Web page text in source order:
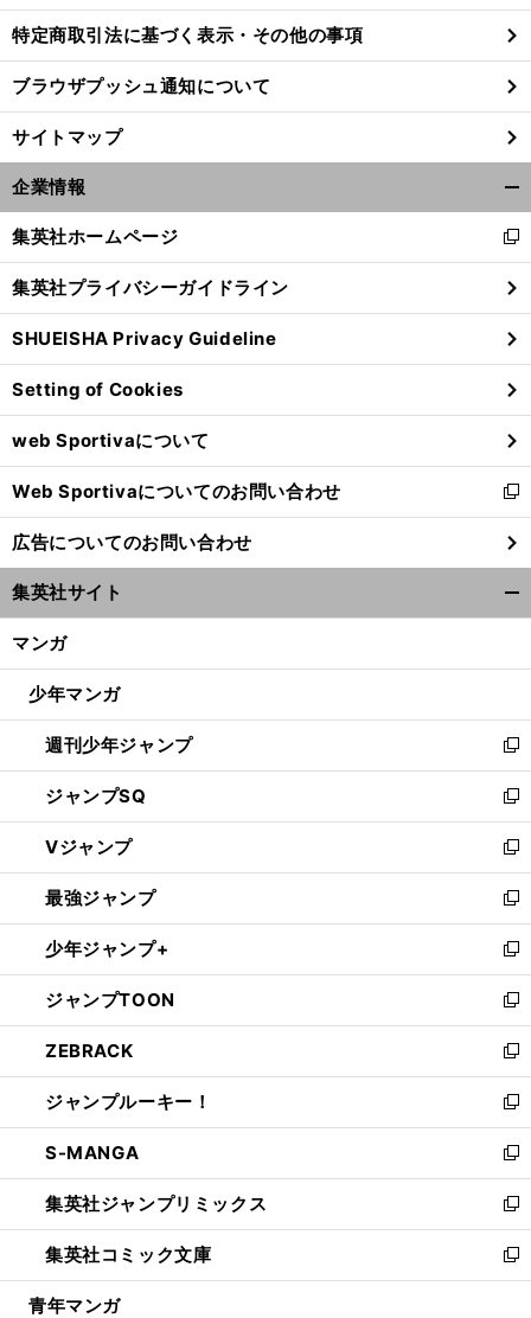
前
特定商取引法に基づく表示・その他の事項
ブラウザプッシュ通知について
サイトマップ
企業情報
閉
る
集英社ホームページ
新
し
い
ウ
ィ
ン
ド
ウ
で
開
く
集英社プライバシーガイドライン
SHUEISHA Privacy Guideline
Setting of Cookies
web Sportivaについて
Web Sportivaについてのお問い合わせ
新
し
い
ウ
ィ
ン
ウ
開
く
広告についてのお問い合わせ
集英社サイト
マンガ
少年マンガ
週刊少年ジャンプ
新
し
い
ウ
ィ
ン
ド
ウ
で
開
く
ジャンプSQ
新
し
い
ウ
ィ
ン
ド
ウ
で
開
く
Vジャンプ
新
し
い
ウ
ィ
ン
ド
ウ
で
開
く
最強ジャンプ
新
し
い
ウ
ィ
ン
ド
ウ
で
開
く
少年ジャンプ+
新
し
い
ウ
ィ
ン
ド
ウ
で
開
く
ジャンプTOON
新
し
い
ウ
ィ
ン
ド
ウ
で
開
く
ZEBRACK
新
し
い
ウ
ィ
ン
ド
ウ
で
開
ジャンプルーキー！
新
し
い
ウ
ィ
ン
ド
ウ
S-MANGA
新
し
い
ウ
ィ
ン
集英社ジャンプリミックス
新
し
い
ウ
集英社コミック文庫
新
し
青年マンガ